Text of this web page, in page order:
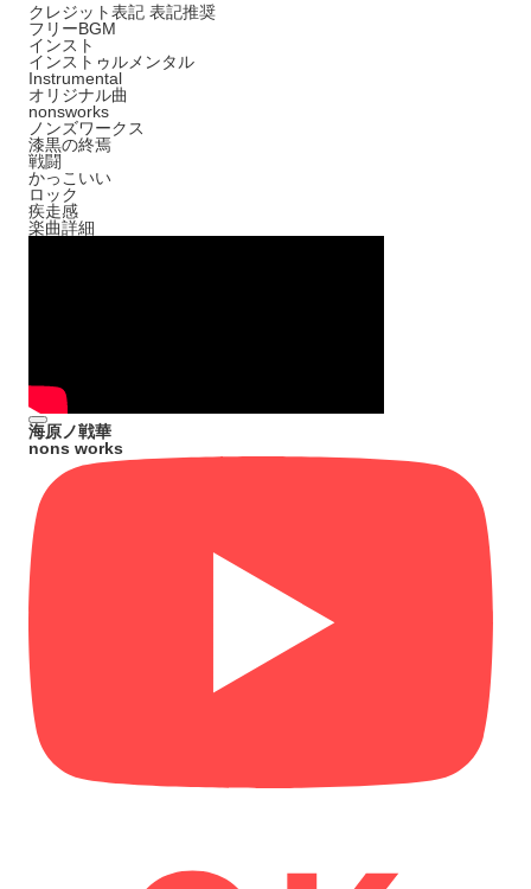
クレジット表記 表記推奨
フリーBGM
インスト
インストゥルメンタル
Instrumental
オリジナル曲
nonsworks
ノンズワークス
漆黒の終焉
戦闘
かっこいい
ロック
疾走感
楽曲詳細
海原ノ戦華
nons works